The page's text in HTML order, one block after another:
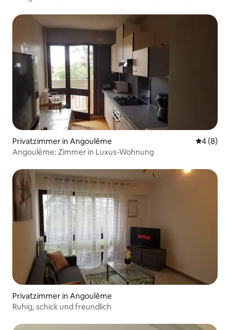
Privatzimmer in Angoulême
4 (8)
Angoulême: Zimmer in Luxus-Wohnung
Privatzimmer in Angoulême
Ruhig, schick und freundlich